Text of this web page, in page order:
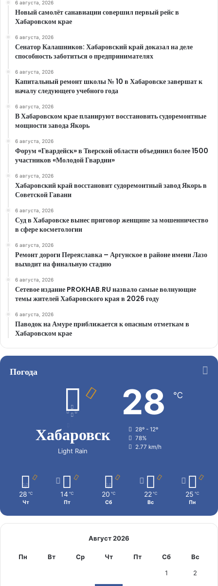
6 августа, 2026
Новый самолёт санавиации совершил первый рейс в
Хабаровском крае
6 августа, 2026
Сенатор Калашников: Хабаровский край доказал на деле
способность заботиться о предпринимателях
6 августа, 2026
Капитальный ремонт школы № 10 в Хабаровске завершат к
началу следующего учебного года
6 августа, 2026
В Хабаровском крае планируют восстановить судоремонтные
мощности завода Якорь
6 августа, 2026
Форум «Гвардейск» в Тверской области объединил более 1500
участников «Молодой Гвардии»
6 августа, 2026
Хабаровский край восстановит судоремонтный завод Якорь в
Советской Гавани
6 августа, 2026
Суд в Хабаровске вынес приговор женщине за мошенничество
в сфере косметологии
6 августа, 2026
Ремонт дороги Переяславка – Аргунское в районе имени Лазо
выходит на финальную стадию
6 августа, 2026
Сетевое издание PROKHAB.RU назвало самые волнующие
темы жителей Хабаровского края в 2026 году
6 августа, 2026
Паводок на Амуре приближается к опасным отметкам в
Хабаровском крае
Погода
Хабаровск
Light Rain
28 ℃
28º - 12º
78%
2.77 km/h
28 ℃
Чт
14 ℃
Пт
20 ℃
Сб
22 ℃
Вс
25 ℃
Пн
Август 2026
Пн Вт Ср Чт Пт Сб Вс
1 2